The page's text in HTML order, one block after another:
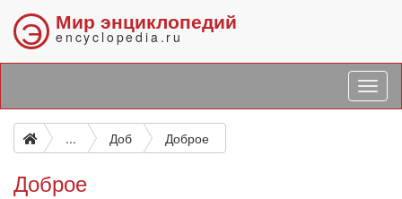
Э Мир энциклопедий
encyclopedia.ru
... Доб Доброе
Доброе